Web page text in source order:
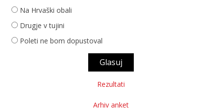
Na Hrvaški obali
Drugje v tujini
Poleti ne bom dopustoval
Rezultati
Arhiv anket